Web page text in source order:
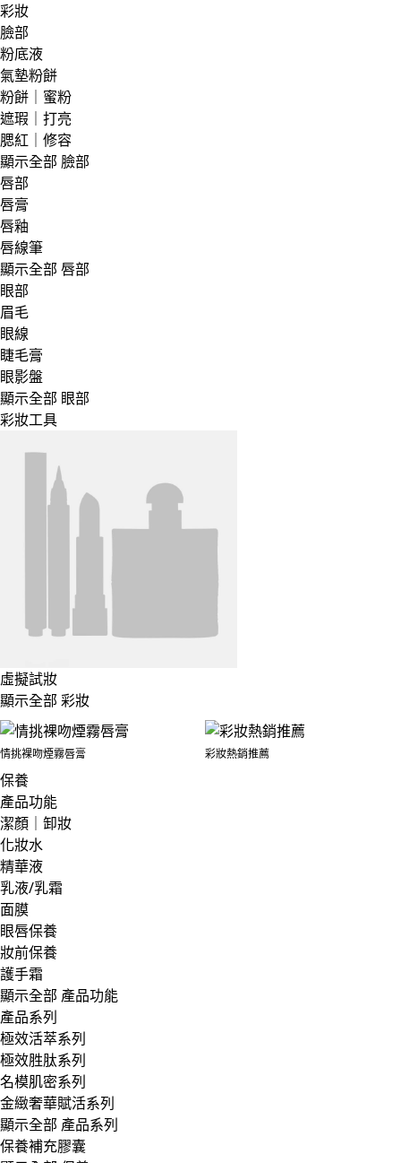
彩妝
臉部
粉底液
氣墊粉餅
粉餅｜蜜粉
遮瑕｜打亮
腮紅｜修容
顯示全部 臉部
唇部
唇膏
唇釉
唇線筆
顯示全部 唇部
眼部
眉毛
眼線
睫毛膏
眼影盤
顯示全部 眼部
彩妝工具
虛擬試妝
顯示全部 彩妝
情挑裸吻煙霧唇膏 彩妝熱銷推薦
保養
產品功能
潔顏｜卸妝
化妝水
精華液
乳液/乳霜
面膜
眼唇保養
妝前保養
護手霜
顯示全部 產品功能
產品系列
極效活萃系列
極效胜肽系列
名模肌密系列
金緻奢華賦活系列
顯示全部 產品系列
保養補充膠囊